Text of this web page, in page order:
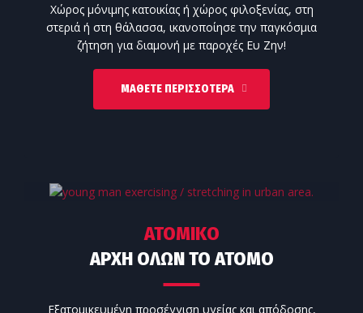
Χώρος μόνιμης κατοικίας ή χώρος φιλοξενίας, στη
στεριά ή στη θάλασσα, ικανοποίησε την παγκόσμια
ζήτηση για διαμονή με παροχές Ευ Ζην!
ΜΆΘΕΤΕ ΠΕΡΙΣΣΌΤΕΡΑ
ΑΤΟΜΙΚΟ
ΑΡΧΗ ΟΛΩΝ ΤΟ ΑΤΟΜΟ
Εξατομικευμένη προσέγγιση υγείας και απόδοσης,